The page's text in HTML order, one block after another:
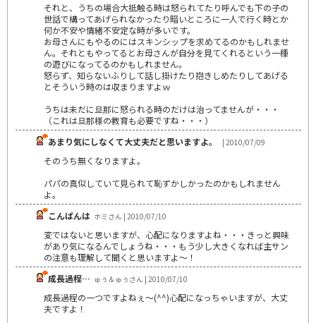
それと、うちの場合大抵触る時は怒られてたり呼んでも下の子の
世話で構ってあげられなかったり暗いところに一人で行く時とか
何か不安や情緒不安定な時が多いです。
お母さんにもやるのにはスキンシップを求めてるのかもしれませ
ん。それともやってるとお母さんが自分を見てくれるという一種
の遊びになってるのかもしれません。
怒らず、知らないふりして話し掛けたり抱きしめたりしてあげる
とそういう時のは収まりますよｗ
うちは未だに旦那に怒られる時のだけは治ってませんが・・・
（これは旦那様の教育も必要ですね・・・）
あまり気にしなくて大丈夫だと思いますよ。
| 2010/07/09
そのうち無くなりますよ。
パパの真似していて見られて恥ずかしかったのかもしれません
よ。
こんばんは ホミさん | 2010/07/10
変ではないと思いますが、心配になりますよね・・・きっと興味
があり気になるんでしょうね・・・もう少し大きくなれば主サン
の注意も理解して聞くと思いますよ～！
成長過程… ゅぅ＆ゅぅさん | 2010/07/10
成長過程の一つですよねぇ～(^^)心配になっちゃいますが、大丈
夫ですよ！